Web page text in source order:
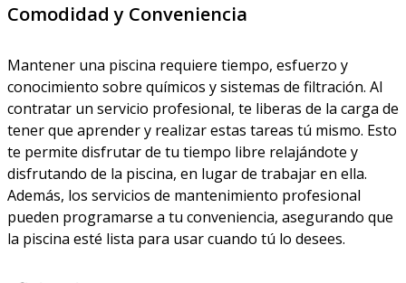
Comodidad y Conveniencia
Mantener una piscina requiere tiempo, esfuerzo y
conocimiento sobre químicos y sistemas de filtración. Al
contratar un servicio profesional, te liberas de la carga de
tener que aprender y realizar estas tareas tú mismo. Esto
te permite disfrutar de tu tiempo libre relajándote y
disfrutando de la piscina, en lugar de trabajar en ella.
Además, los servicios de mantenimiento profesional
pueden programarse a tu conveniencia, asegurando que
la piscina esté lista para usar cuando tú lo desees.